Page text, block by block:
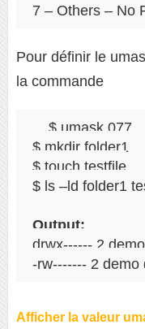
7 – Others – No
Pour définir le
la commande
$ umask 077
$ mkdir folder1
$ touch testfile
$ ls –ld folder1
Output:
drwx------ 2
-rw------- 2 demo
Afficher la valeur